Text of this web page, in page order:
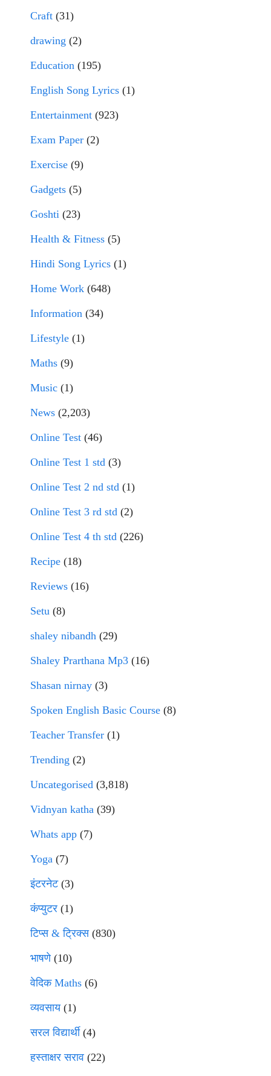
Craft (31)
drawing (2)
Education (195)
English Song Lyrics (1)
Entertainment (923)
Exam Paper (2)
Exercise (9)
Gadgets (5)
Goshti (23)
Health & Fitness (5)
Hindi Song Lyrics (1)
Home Work (648)
Information (34)
Lifestyle (1)
Maths (9)
Music (1)
News (2,203)
Online Test (46)
Online Test 1 std (3)
Online Test 2 nd std (1)
Online Test 3 rd std (2)
Online Test 4 th std (226)
Recipe (18)
Reviews (16)
Setu (8)
shaley nibandh (29)
Shaley Prarthana Mp3 (16)
Shasan nirnay (3)
Spoken English Basic Course (8)
Teacher Transfer (1)
Trending (2)
Uncategorised (3,818)
Vidnyan katha (39)
Whats app (7)
Yoga (7)
इंटरनेट(3)
कंप्युटर (1)
टिप्स & ट्रिक्स(830)
भाषणे(10)
वेदिक Maths (6)
व्यवसाय(1)
सरल विद्यार्थी(4)
हस्ताक्षर सराव (22)